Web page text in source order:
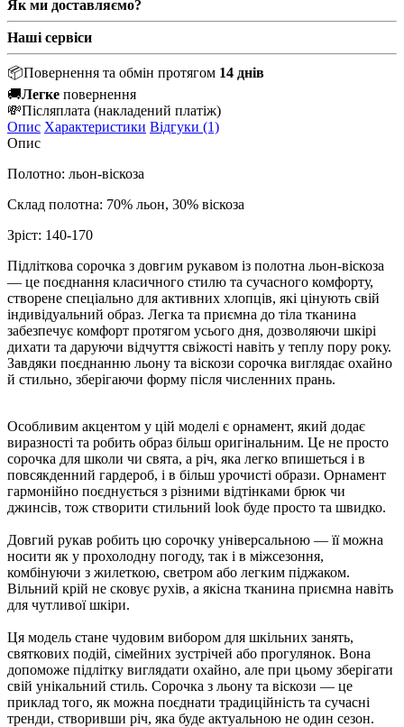
Як ми доставляємо?
Наші сервіси
📦Повернення та обмін протягом 14 днів
🚚Легке повернення
💸Післяплата (накладений платіж)
Опис Характеристики Відгуки (1)
Опис
Полотно: льон-віскоза
Склад полотна: 70% льон, 30% віскоза
Зріст: 140-170
Підліткова сорочка з довгим рукавом із полотна льон-віскоза
— це поєднання класичного стилю та сучасного комфорту,
створене спеціально для активних хлопців, які цінують свій
індивідуальний образ. Легка та приємна до тіла тканина
забезпечує комфорт протягом усього дня, дозволяючи шкірі
дихати та даруючи відчуття свіжості навіть у теплу пору року.
Завдяки поєднанню льону та віскози сорочка виглядає охайно
й стильно, зберігаючи форму після численних прань.
Особливим акцентом у цій моделі є орнамент, який додає
виразності та робить образ більш оригінальним. Це не просто
сорочка для школи чи свята, а річ, яка легко впишеться і в
повсякденний гардероб, і в більш урочисті образи. Орнамент
гармонійно поєднується з різними відтінками брюк чи
джинсів, тож створити стильний look буде просто та швидко.
Довгий рукав робить цю сорочку універсальною — її можна
носити як у прохолодну погоду, так і в міжсезоння,
комбінуючи з жилеткою, светром або легким піджаком.
Вільний крій не сковує рухів, а якісна тканина приємна навіть
для чутливої шкіри.
Ця модель стане чудовим вибором для шкільних занять,
святкових подій, сімейних зустрічей або прогулянок. Вона
допоможе підлітку виглядати охайно, але при цьому зберігати
свій унікальний стиль. Сорочка з льону та віскози — це
приклад того, як можна поєднати традиційність та сучасні
тренди, створивши річ, яка буде актуальною не один сезон.